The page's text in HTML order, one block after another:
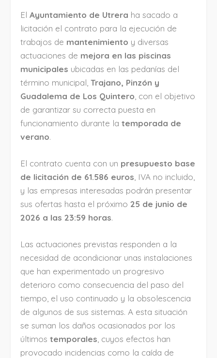
ElAyuntamiento de Utrera ha sacado a
licitación el contrato para la ejecución de
trabajos de mantenimiento y diversas
actuaciones de mejora en las piscinas
municipales ubicadas en las pedanías del
término municipal,Trajano, Pinzón y
Guadalema de Los Quintero , con el objetivo
de garantizar su correcta puesta en
funcionamiento durante latemporada de
verano.
El contrato cuenta con un presupuesto base
de licitación de 61.586 euros , IVA no incluido,
y las empresas interesadas podrán presentar
sus ofertas hasta el próximo25 de junio de
2026 a las 23:59 horas.
Las actuaciones previstas responden a la
necesidad de acondicionar unas instalaciones
que han experimentado un progresivo
deterioro como consecuencia del paso del
tiempo, el uso continuado y la obsolescencia
de algunos de sus sistemas. A esta situación
se suman los daños ocasionados por los
últimostemporales , cuyos efectos han
provocado incidencias como la caída de